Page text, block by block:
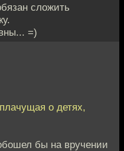
сложить
=)
о детях,
бы на вручении